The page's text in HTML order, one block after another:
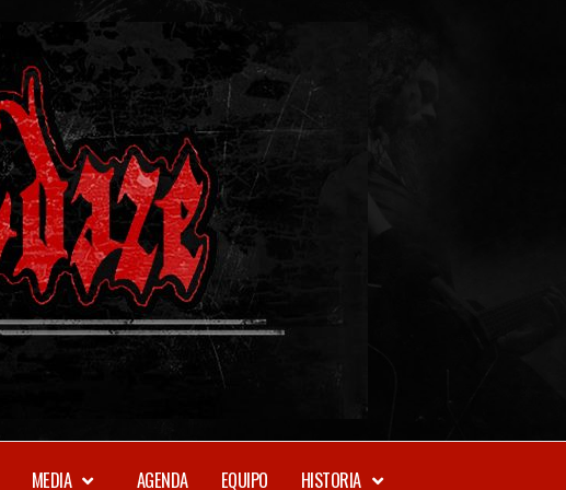
MEDIA AGENDA EQUIPO HISTORIA